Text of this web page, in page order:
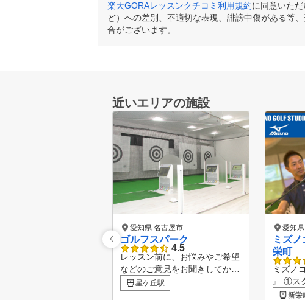
楽天GORAレッスンクチコミ利用規約に同意いた
ど）への差別、不適切な表現、誹謗中傷がある等
合がございます。
近いエリアの施設
愛知県 名古屋市
ゴルフスパーク
4.5
レッスン前に、お悩みやご希望
などのご意見をお聞きしてから
レッスンを開始します。 ショ
ットについては、スイング解析
星ケ丘駅
愛知
ミズ
栄町
ミズノ
』 ①ス
以上新栄